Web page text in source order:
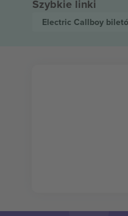
Szybkie linki
Electric Callboy